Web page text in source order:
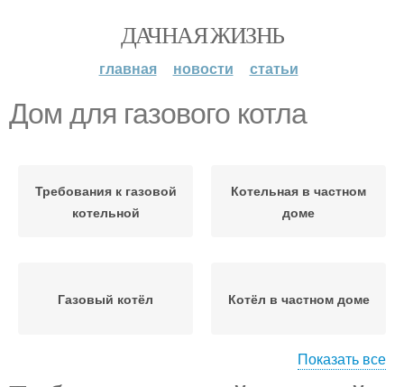
ДАЧНАЯ ЖИЗНЬ
главная новости статьи
Дом для газового котла
Требования к газовой
котельной
Котельная в частном
доме
Газовый котёл Котёл в частном доме
Показать все